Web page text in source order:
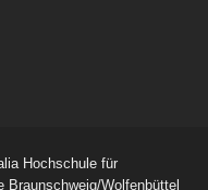
Hochschule für
Wolfenbüttel